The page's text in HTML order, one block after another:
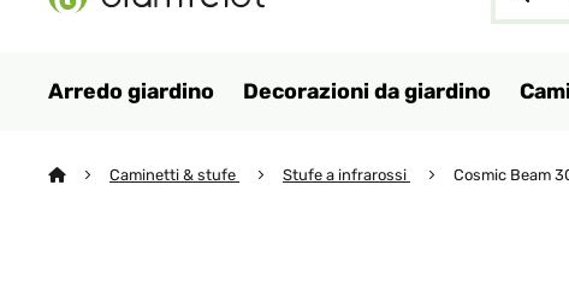
Arredo giardino Decorazioni da giardino
Caminetti & stufe Stufe a infrarossi Cosmic Beam